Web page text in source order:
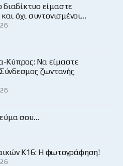
είμαστε
όχι συντονισμένοι…
Κύπρος: Να είμαστε
ζωντανής
σου…
Κ16: Η φωτογράφηση!